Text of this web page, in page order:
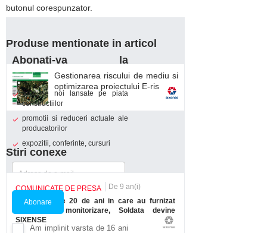
butonul corespunzator.
Produse mentionate in articol
Gestionarea riscului de mediu si
optimizarea proiectului E-ris
Stiri conexe
COMUNICATE DE PRESA
De 9 an(i)
Dupa aproape 20 de ani in care au furnizat
servicii de monitorizare, Soldata devine
SIXENSE
Abonati-va la
newsletter-ul Proidea
produse noi lansate pe piata
constructiilor
promotii si reduceri actuale ale
producatorilor
expozitii, conferinte, cursuri
Abonare
Am implinit varsta de 16 ani